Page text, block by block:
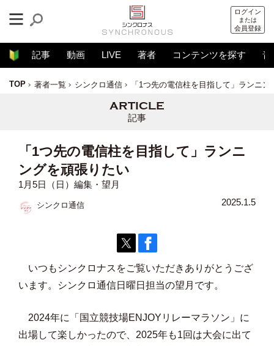
ログイン
または
会員登録
記事 動画 LIVE 著者 コンテンツを探す 音
TOP 著者一覧 シンクロ通信 「1つ先の電信柱を目指して」ランニ
記事
「1つ先の電信柱を目指して」ランニ
ングを頑張りたい
1月5日（日）編集・望月
シンクロ通信 2025.1.5
いつもシンクロナスをご覧いただきありがとうござ
います。シンクロ通信日曜日担当の望月です。
2024年に「国立競技場ENJOYリレーマラソン」に
出場して楽しかったので、2025年も1回は大会に出て